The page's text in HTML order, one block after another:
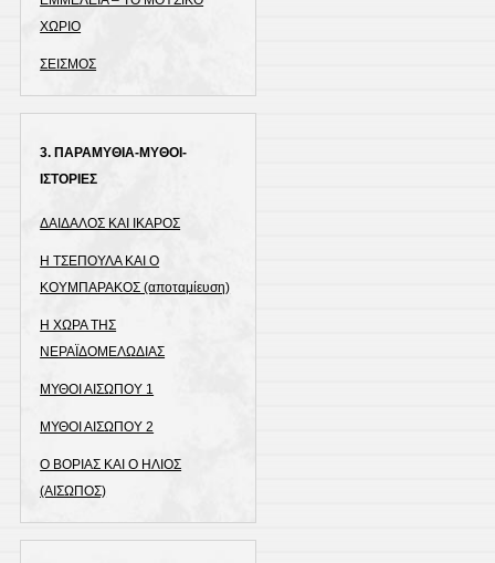
ΧΩΡΙΟ
ΣΕΙΣΜΟΣ
3. ΠΑΡΑΜΥΘΙΑ-ΜΥΘΟΙ-
ΙΣΤΟΡΙΕΣ
ΔΑΙΔΑΛΟΣ ΚΑΙ ΙΚΑΡΟΣ
Η ΤΣΕΠΟΥΛΑ ΚΑΙ Ο
ΚΟΥΜΠΑΡΑΚΟΣ (αποταμίευση)
Η ΧΩΡΑ ΤΗΣ
ΝΕΡΑΪΔΟΜΕΛΩΔΙΑΣ
ΜΥΘΟΙ ΑΙΣΩΠΟΥ 1
ΜΥΘΟΙ ΑΙΣΩΠΟΥ 2
Ο ΒΟΡΙΑΣ ΚΑΙ Ο ΗΛΙΟΣ
(ΑΙΣΩΠΟΣ)